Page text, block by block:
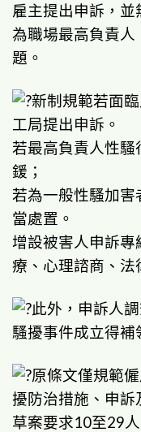
雇主提出申訴，
為職場最高負責人
題。
新制規範若面
工局提出申訴。
若最高負責人性
鍰；
若為一般性騷加
當處置。
增設被害人申訴專
療、心理諮商、法
此外，申訴人
騷擾事件成立得補
原條文僅規範
擾防治措施、申訴
草案要求10至29